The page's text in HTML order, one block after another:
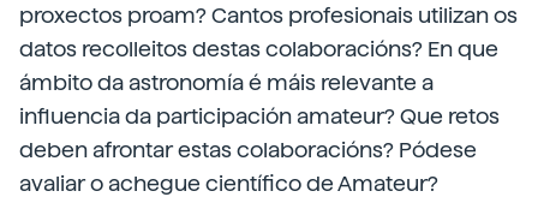
proxectos proam? Cantos profesionais utilizan os
datos recolleitos destas colaboracións? En que
ámbito da astronomía é máis relevante a
influencia da participación amateur? Que retos
deben afrontar estas colaboracións? Pódese
avaliar o achegue científico de Amateur?